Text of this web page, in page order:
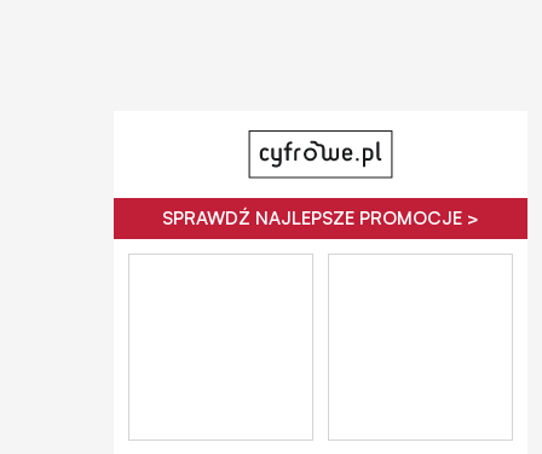
SPRAWDŹ NAJLEPSZE PROMOCJE >